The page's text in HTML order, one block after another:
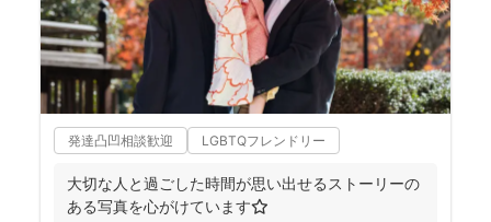
発達凸凹相談歓迎 LGBTQフレンドリー
大切な人と過ごした時間が思い出せるストーリーの
ある写真を心がけています⭐️